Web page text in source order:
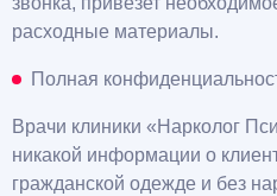
расходные материалы.
Полная
Врачи клиники «Нарколог
никакой информации о
гражданской одежде и без